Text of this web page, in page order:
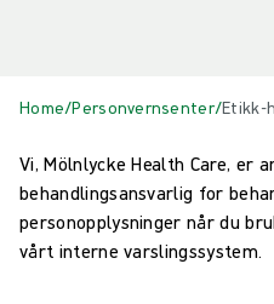
Home/Personvernsenter/Etikk-
Vi, Mölnlycke Health Care, er
behandlingsansvarlig for
personopplysninger når du
vårt interne varslingssystem.